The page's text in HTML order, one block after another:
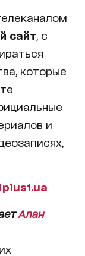
сайт , с
которые
и
Алан